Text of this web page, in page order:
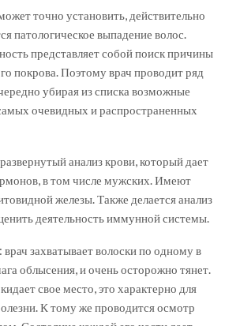
точно установить, действительно
патологическое выпадение волос.
представляет собой поиск причины
покрова. Поэтому врач проводит ряд
убирая из списка возможные
очевидных и распространенных
анализ крови, который дает
в том числе мужских. Имеют
железы. Также делается анализ
деятельность иммунной системы.
врач захватывает волоски по одному в
облысения, и очень осторожно тянет.
свое место, это характерно для
К тому же проводится осмотр